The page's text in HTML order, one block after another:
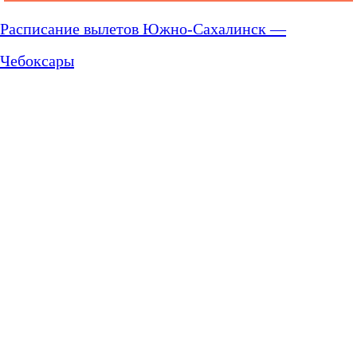
Расписание вылетов Южно-Сахалинск —
Чебоксары